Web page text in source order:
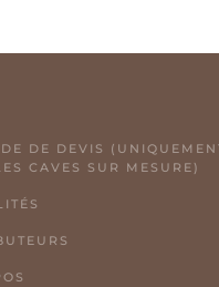
DE DEVIS
CAVES SUR MESURE)